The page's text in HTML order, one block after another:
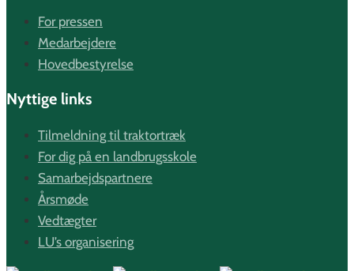
For pressen
Medarbejdere
Hovedbestyrelse
Nyttige links
Tilmeldning til traktortræk
For dig på en landbrugsskole
Samarbejdspartnere
Årsmøde
Vedtægter
LU’s organisering